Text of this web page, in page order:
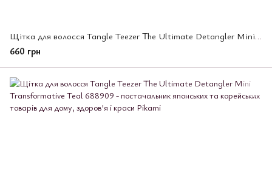
Щітка для волосся Tangle Teezer The Ultimate Detangler Mini Fresh Purple
660 грн